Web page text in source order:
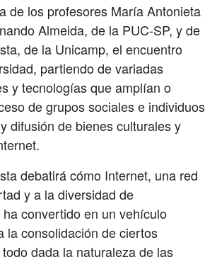
de los profesores María Antonieta
Almeida, de la PUC-SP, y de
de la Unicamp, el encuentro
partiendo de variadas
y tecnologías que amplían o
de grupos sociales e individuos
difusión de bienes culturales y
debatirá cómo Internet, una red
y a la diversidad de
convertido en un vehículo
la consolidación de ciertos
dada la naturaleza de las